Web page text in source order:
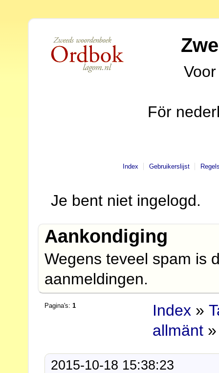
För
Index Gebruikerslijst
Je bent niet ingelogd.
Aankondiging
Wegens teveel spam is
aanmeldingen.
Pagina's:1 Index »
allmänt
2015-10-18 15:38:23